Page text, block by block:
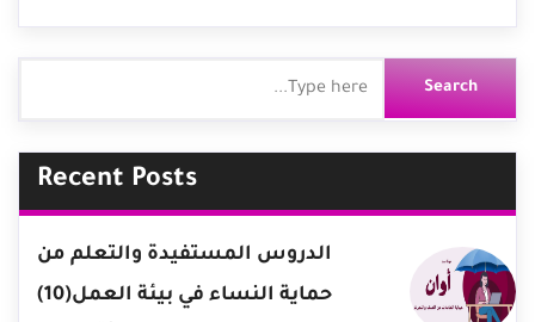
Recent Posts
الدروس المستفيدة والتعلم من
حماية النساء في بيئة العمل(10)